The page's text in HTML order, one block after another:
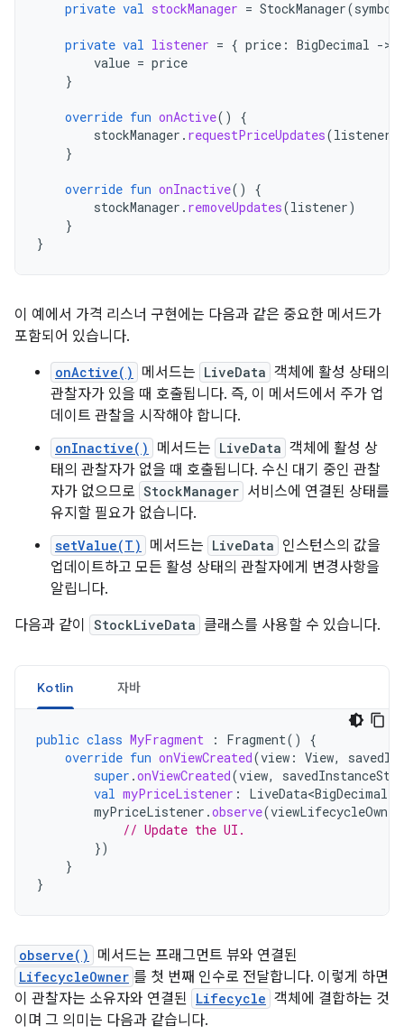
private val stockManager = StockManager(symbol
private val listener = { price : BigDecimal -
value = price
}
override fun onActive()
{
stockManager . requestPriceUpdates(listener
}
override fun onInactive()
{
stockManager . removeUpdates(listener)
}
}
이 예에서 가격 리스너 구현에는 다음과 같은 중요한 메서드가
포함되어 있습니다.
onActive() 메서드는 LiveData 객체에 활성 상태의
관찰자가 있을 때 호출됩니다. 즉, 이 메서드에서 주가 업
데이트 관찰을 시작해야 합니다.
onInactive() 메서드는 LiveData 객체에 활성 상
태의 관찰자가 없을 때 호출됩니다. 수신 대기 중인 관찰
자가 없으므로 StockManager 서비스에 연결된 상태를
유지할 필요가 없습니다.
setValue(T) 메서드는 LiveData 인스턴스의 값을
업데이트하고 모든 활성 상태의 관찰자에게 변경사항을
알립니다.
다음과 같이
StockLiveData 클래스를 사용할 수 있습니다.
Kotlin 자바
public class MyFragment : Fragment()
{
override fun onViewCreated(view : View,
super .onViewCreated(view,
val myPriceListener : LiveData<BigDecimal>
myPriceListener .observe(viewLifecycleOwner
// Update the UI.
})
}
}
observe() 메서드는 프래그먼트 뷰와 연결된
LifecycleOwner 를 첫 번째 인수로 전달합니다. 이렇게 하면
이 관찰자는 소유자와 연결된 Lifecycle 객체에 결합하는 것
이며 그 의미는 다음과 같습니다.